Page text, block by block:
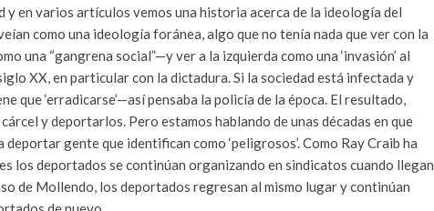
y en varios artículos vemos una historia acerca de la ideología del
como una ideología foránea, algo que no tenía nada que ver con la
una “gangrena social”—y ver a la izquierda como una ‘invasión’ al
XX, en particular con la dictadura. Si la sociedad está infectada y
que ‘erradicarse’—así pensaba la policía de la época. El resultado,
y deportarlos. Pero estamos hablando de unas décadas en que
gente que identifican como ‘peligrosos’. Como Ray Craib ha
los deportados se continúan organizando en sindicatos cuando llegan
de Mollendo, los deportados regresan al mismo lugar y continúan